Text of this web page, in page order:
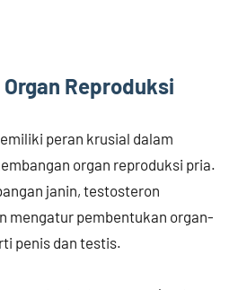
Reproduksi
peran krusial dalam
organ reproduksi pria.
janin, testosteron
mengatur pembentukan organ-
penis dan testis.